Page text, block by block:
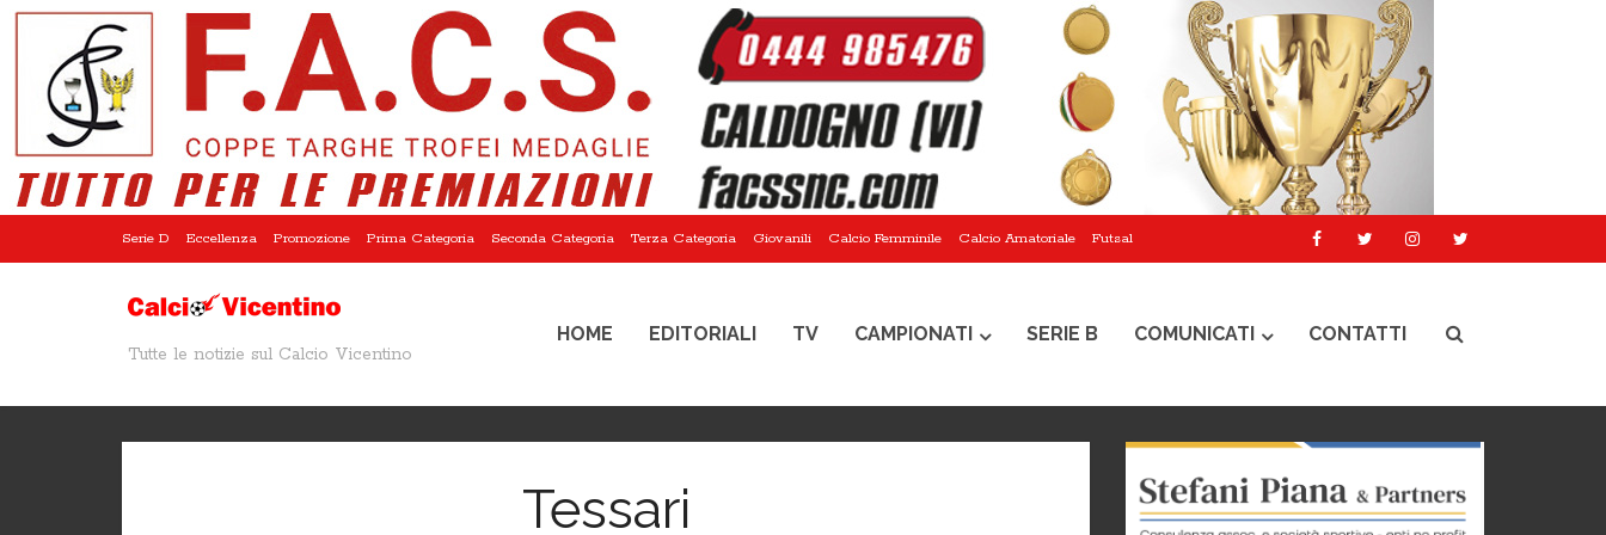
Serie D Eccellenza Promozione Prima Categoria Seconda Categoria Terza Categoria Giovanili Calcio Femminile Calcio Amatoriale Futsal
Tutte le notizie sul Calcio Vicentino
HOME EDITORIALI TV CAMPIONATI SERIE B COMUNICATI CONTATTI
Tessari